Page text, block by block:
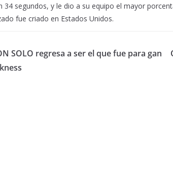
34 segundos, y le dio a su equipo el mayor
fue criado en Estados Unidos.
SOLO regresa a ser el que fue para gan